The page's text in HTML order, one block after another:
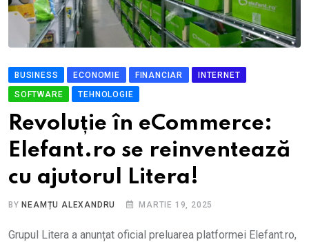
BUSINESS ECONOMIE FINANCIAR
INTERNET
SOFTWARE
TEHNOLOGIE
Revoluție în eCommerce:
Elefant.ro se reinventează
cu ajutorul Litera!
BYNEAMȚU ALEXANDRU MARTIE 19, 2025
Grupul Litera a anunțat oficial preluarea platformei Elefant.ro,